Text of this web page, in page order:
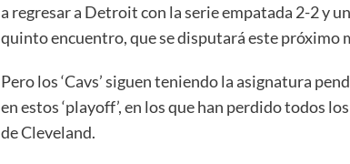
a regresar a Detroit con la serie empatada 2-2 y
quinto encuentro, que se disputará este próximo
Pero los ‘Cavs’ siguen teniendo la asignatura
en estos ‘playoff’, en los que han perdido todos
de Cleveland.